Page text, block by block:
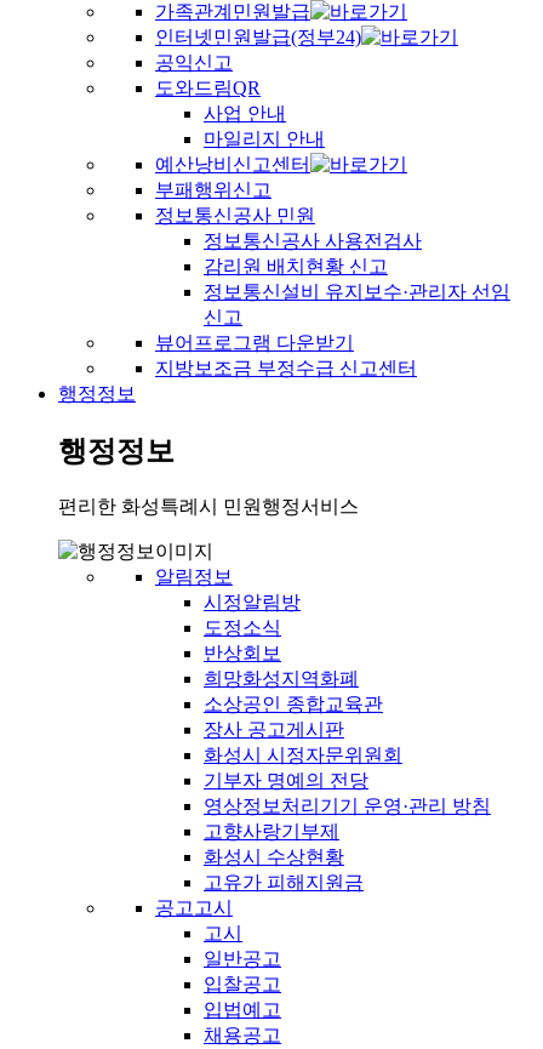
가족관계민원발급
인터넷민원발급(정부24)
공익신고
도와드림QR
사업 안내
마일리지 안내
예산낭비신고센터
부패행위신고
정보통신공사 민원
정보통신공사 사용전검사
감리원 배치현황 신고
정보통신설비 유지보수·관리자 선임
신고
뷰어프로그램 다운받기
지방보조금 부정수급 신고센터
행정정보
행정정보
편리한 화성특례시 민원행정서비스
알림정보
시정알림방
도정소식
반상회보
희망화성지역화폐
소상공인 종합교육관
장사 공고게시판
화성시 시정자문위원회
기부자 명예의 전당
영상정보처리기기 운영·관리 방침
고향사랑기부제
화성시 수상현황
고유가 피해지원금
공고고시
고시
일반공고
입찰공고
입법예고
채용공고